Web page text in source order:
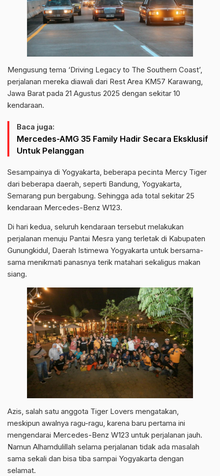
Mengusung tema ‘Driving Legacy to The Southern Coast’,
perjalanan mereka diawali dari Rest Area KM57 Karawang,
Jawa Barat pada 21 Agustus 2025 dengan sekitar 10
kendaraan.
Baca juga:
Mercedes-AMG 35 Family Hadir Secara Eksklusif
Untuk Pelanggan
Sesampainya di Yogyakarta, beberapa pecinta Mercy Tiger
dari beberapa daerah, seperti Bandung, Yogyakarta,
Semarang pun bergabung. Sehingga ada total sekitar 25
kendaraan Mercedes-Benz W123.
Di hari kedua, seluruh kendaraan tersebut melakukan
perjalanan menuju Pantai Mesra yang terletak di Kabupaten
Gunungkidul, Daerah Istimewa Yogyakarta untuk bersama-
sama menikmati panasnya terik matahari sekaligus makan
siang.
Azis, salah satu anggota Tiger Lovers mengatakan,
meskipun awalnya ragu-ragu, karena baru pertama ini
mengendarai Mercedes-Benz W123 untuk perjalanan jauh.
Namun Alhamdulillah selama perjalanan tidak ada masalah
sama sekali dan bisa tiba sampai Yogyakarta dengan
selamat.